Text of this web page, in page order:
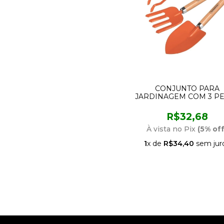
CONJUNTO PARA
JARDINAGEM COM 3
R$32,68
À vista no Pix (5%
1x de R$34,40 sem